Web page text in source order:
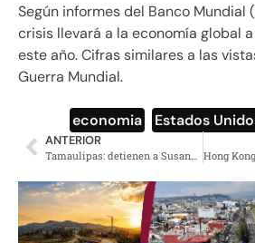
Según informes del Banco Mundial
crisis llevará a la economía global
este año. Cifras similares a las
Guerra Mundial.
economia Estados
ANTERIOR